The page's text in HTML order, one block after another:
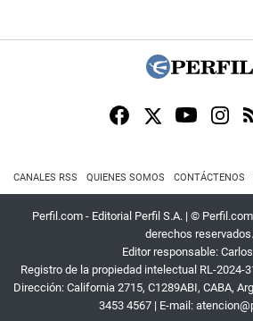
CANALES RSS QUIENES SOMOS CONTÁCTENOS
Perfil.com - Editorial Perfil S.A. | ©
derechos reservados.
Editor responsable:
Registro de la propiedad intelectual RL-2024-
Dirección: California 2715, C1289ABI, CABA,
3453 4567 | E-mail: